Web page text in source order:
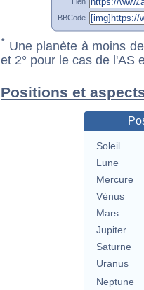
BBCode
* Une planète à moins
et 2° pour le cas de l'AS
Positions et
Soleil
Lune
Mercure
Vénus
Mars
Jupiter
Saturne
Uranus
Neptune